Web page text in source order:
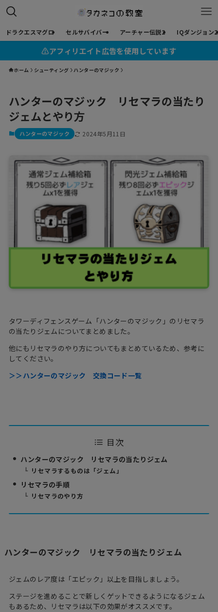
ドラクエスマグロ セルサバイバー アーチャー伝説2 IQダンジョン2
⚠︎アフィリエイト広告を使用しています
ホーム シューティング ハンターのマジック
ハンターのマジック リセマラの当たり
ジェムとやり方
ハンターのマジック 2024年5月11日
タワーディフェンスゲーム「ハンターのマジック」のリセマラ
の当たりジェムについてまとめました。
他にもリセマラのやり方についてもまとめているため、参考に
してください。
＞＞ハンターのマジック 交換コード一覧
目次
ハンターのマジック リセマラの当たりジェム
リセマラするものは「ジェム」
リセマラの手順
リセマラのやり方
ハンターのマジック リセマラの当たりジェム
ジェムのレア度は「エピック」以上を目指しましょう。
ステージを進めることで新しくゲットできるようになるジェム
もあるため、リセマラは以下の効果がオススメです。